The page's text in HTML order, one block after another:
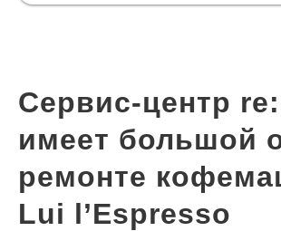
Сервис-центр
имеет большой
ремонте
Lui l’Espresso